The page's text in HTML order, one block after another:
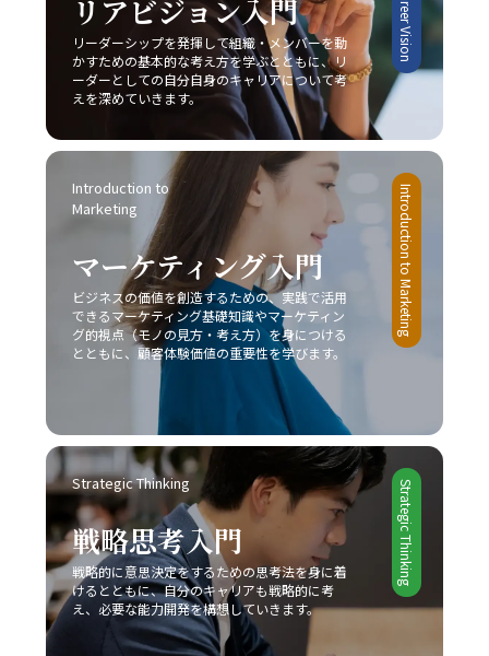
場分析に注力し、柔軟かつ先見性のある戦略を構築するこ
とが求められます。 まとめ 本記事では、2025年という変
革の時代において、20代の若手ビジネスマンが直面する厳
しい市場環境の中で、「レッドオーシャンの戦い方」の重
要性とその具体的な戦略について解説してきました。レッ
ドオーシャンとは、既存市場における激しい競争環境を指
し、価格競争や限られた市場シェア、利益率の低下といっ
たリスクが伴います。このような中で成功するためには、
他社との差別化、コストリーダーシップ、ニッチ戦略など
自社の強みを最大限に活かすアプローチが不可欠です。ま
た、デジタル技術や最新の市場動向を取り入れることで、
従来の戦略だけでなく新たなビジネスモデルの構築が求め
られています。 今後のビジネスシーンは、一層熾烈な競争
と急速な市場変化が予想されるため、レッドオーシャン 戦
い方においても、常に柔軟な発想と先を見据えた戦略が必
要です。成功事例に見ると、スターバックス、コカ・コー
ラ、トヨタ自動車などが、自社の独自性を武器にして激戦
区を勝ち抜いていることからも、自社の強みをしっかりと
把握し、独自の価値提案を行うことの重要性が理解できる
でしょう。さらに、競合他社との違いを明確にし、適切な
タイミングで戦略の見直しと改善を図ることで、どのよう
な厳しい市場環境でも勝利を掴むことが可能となります。
最終的に、レッドオーシャンの戦い方においては、単なる
生存戦略ではなく、今後も持続的な成長を実現するための
基盤として、企業やビジネスパーソン自身が常に学び、挑
戦し続ける姿勢が求められます。現代の急激な変革期にお
いて、若手ビジネスマンが自らのキャリアと企業の成長を
支えるためにも、戦略的思考と柔軟な対応力を身につけ、
に追われる中で、この先延ばしという悪循環を断ち切り、
主体的かつ計画的な行動を身につけることが、将来的な成
功に不可欠であると言えるでしょう。一度自らの行動パタ
ーンを見直し、ここで紹介した8つの方法を実践すること
で、徐々に「後回し癖の改善」の効果を実感できるはずで
す。 最終的には、先延ばし癖を克服し、時間とエネルギー
を有効活用するための意識改革が求められます。焦らず、
一歩一歩着実に、自己改善のプロセスを進めることが重要
です。皆さんが今後、業務上の課題を迅速かつ効果的に解
決し、自己成長を加速させる一助となることを心より願っ
ています。この取り組みが、豊かなキャリア形成と充実し
た人生への道を切り開くための大きな一歩となるでしょ
う。
リアビジョン入門
リーダーシップを発揮して組織・メンバーを動
かすための基本的な考え方を学ぶとともに、リ
ーダーとしての自分自身のキャリアについて考
えを深めていきます。
Introduction to
Marketing
マーケティング入門
ビジネスの価値を創造するための、実践で活用
できるマーケティング基礎知識やマーケティン
グ的視点（モノの見方・考え方）を身につける
とともに、顧客体験価値の重要性を学びます。
Introduction to Marketing
Strategic Thinking
戦略思考入門
戦略的に意思決定をするための思考法を身に着
けるとともに、自分のキャリアも戦略的に考
え、必要な能力開発を構想していきます。
Strategic Thinking